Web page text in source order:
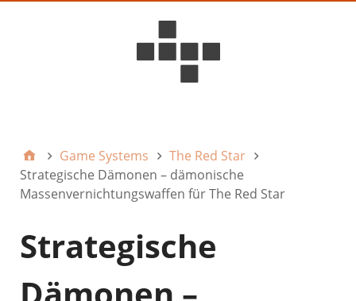
Game Systems
The Red Star
Strategische Dämonen – dämonische
Massenvernichtungswaffen für The Red Star
Strategische